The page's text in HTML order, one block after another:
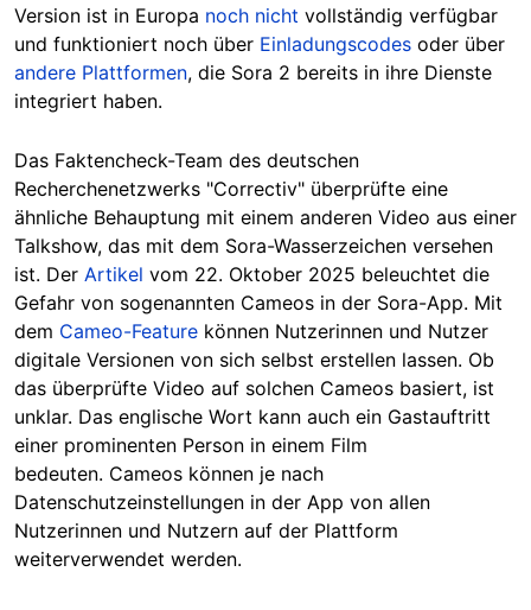
Version ist in Europa noch nicht vollständig verfügbar
und funktioniert noch über Einladungscodes oder über
andere Plattformen, die Sora 2 bereits in ihre Dienste
integriert haben.
Das Faktencheck-Team des deutschen
Recherchenetzwerks "Correctiv" überprüfte eine
ähnliche Behauptung mit einem anderen Video aus einer
Talkshow, das mit dem Sora-Wasserzeichen versehen
ist. Der Artikel vom 22. Oktober 2025 beleuchtet die
Gefahr von sogenannten Cameos in der Sora-App. Mit
dem Cameo-Feature können Nutzerinnen und Nutzer
digitale Versionen von sich selbst erstellen lassen. Ob
das überprüfte Video auf solchen Cameos basiert, ist
unklar. Das englische Wort kann auch ein Gastauftritt
einer prominenten Person in einem Film
bedeuten. Cameos können je nach
Datenschutzeinstellungen in der App von allen
Nutzerinnen und Nutzern auf der Plattform
weiterverwendet werden.